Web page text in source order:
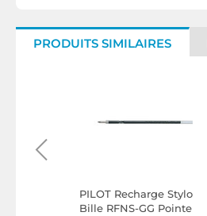
PRODUITS SIMILAIRES
PILOT Recharge Stylo
Bille RFNS-GG Pointe